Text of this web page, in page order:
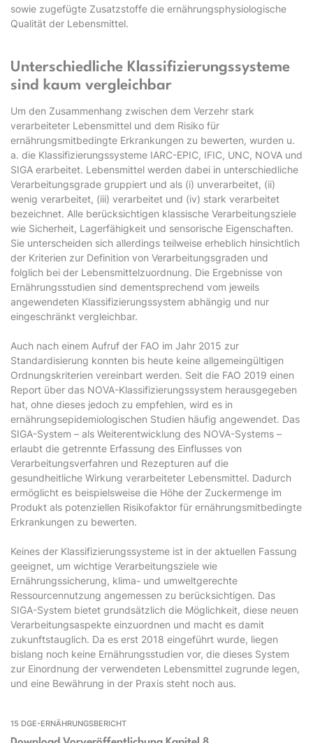
sowie zugefügte Zusatzstoffe die ernährungsphysiologische
Qualität der Lebensmittel.
Unterschiedliche Klassifizierungssysteme
sind kaum vergleichbar
Um den Zusammenhang zwischen dem Verzehr stark
verarbeiteter Lebensmittel und dem Risiko für
ernährungsmitbedingte Erkrankungen zu bewerten, wurden u.
a. die Klassifizierungssysteme IARC-EPIC, IFIC, UNC, NOVA und
SIGA erarbeitet. Lebensmittel werden dabei in unterschiedliche
Verarbeitungsgrade gruppiert und als (i) unverarbeitet, (ii)
wenig verarbeitet, (iii) verarbeitet und (iv) stark verarbeitet
bezeichnet. Alle berücksichtigen klassische Verarbeitungsziele
wie Sicherheit, Lagerfähigkeit und sensorische Eigenschaften.
Sie unterscheiden sich allerdings teilweise erheblich hinsichtlich
der Kriterien zur Definition von Verarbeitungsgraden und
folglich bei der Lebensmittelzuordnung. Die Ergebnisse von
Ernährungsstudien sind dementsprechend vom jeweils
angewendeten Klassifizierungssystem abhängig und nur
eingeschränkt vergleichbar.
Auch nach einem Aufruf der FAO im Jahr 2015 zur
Standardisierung konnten bis heute keine allgemeingültigen
Ordnungskriterien vereinbart werden. Seit die FAO 2019 einen
Report über das NOVA-Klassifizierungssystem herausgegeben
hat, ohne dieses jedoch zu empfehlen, wird es in
ernährungsepidemiologischen Studien häufig angewendet. Das
SIGA-System – als Weiterentwicklung des NOVA-Systems –
erlaubt die getrennte Erfassung des Einflusses von
Verarbeitungsverfahren und Rezepturen auf die
gesundheitliche Wirkung verarbeiteter Lebensmittel. Dadurch
ermöglicht es beispielsweise die Höhe der Zuckermenge im
Produkt als potenziellen Risikofaktor für ernährungsmitbedingte
Erkrankungen zu bewerten.
Keines der Klassifizierungssysteme ist in der aktuellen Fassung
geeignet, um wichtige Verarbeitungsziele wie
Ernährungssicherung, klima- und umweltgerechte
Ressourcennutzung angemessen zu berücksichtigen. Das
SIGA-System bietet grundsätzlich die Möglichkeit, diese neuen
Verarbeitungsaspekte einzuordnen und macht es damit
zukunftstauglich. Da es erst 2018 eingeführt wurde, liegen
bislang noch keine Ernährungsstudien vor, die dieses System
zur Einordnung der verwendeten Lebensmittel zugrunde legen,
und eine Bewährung in der Praxis steht noch aus.
15 DGE-ERNÄHRUNGSBERICHT